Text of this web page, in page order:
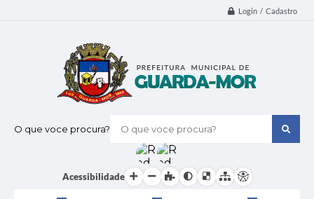
Login / Cadastro
O que voce procura?
Acessibilidade